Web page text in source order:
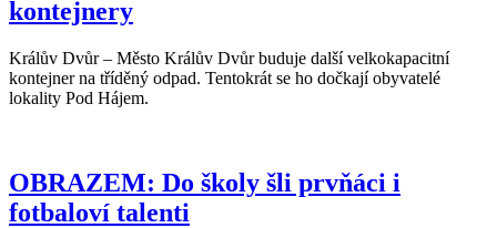
kontejnery
Králův Dvůr – Město Králův Dvůr buduje další velkokapacitní
kontejner na tříděný odpad. Tentokrát se ho dočkají obyvatelé
lokality Pod Hájem.
OBRAZEM: Do školy šli prvňáci i
fotbaloví talenti